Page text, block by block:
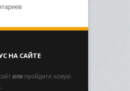
НА САЙТЕ
или пройдите новую
.